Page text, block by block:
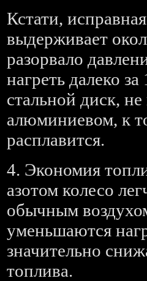
Кстати,
выдерживает
разорвало
нагреть далеко
стальной диск,
алюминиевом, к
расплавится.
4. Экономия
азотом колесо
обычным
уменьшаются
значительно
топлива.